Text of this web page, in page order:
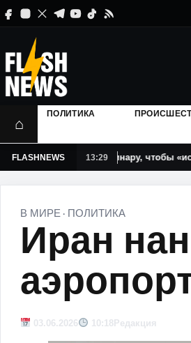
⌂
ПОЛИТИКА
FLASHNEWS 13:29
Грэдинару, чтобы «исключить
В МИРЕ · ПОЛИТИКА
Иран
03.06.2026 10:18 Редакция